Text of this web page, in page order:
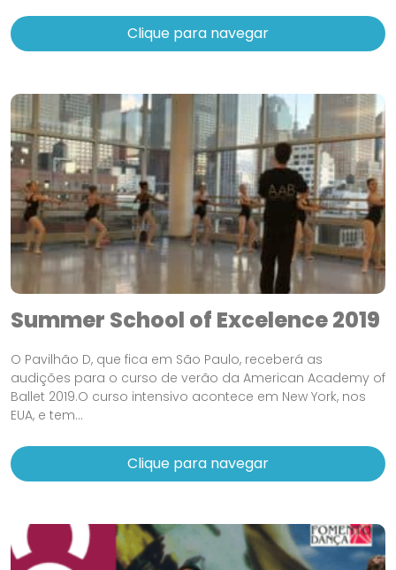
Clique para navegar
Summer School of Excelence 2019
O Pavilhão D, que fica em São Paulo, receberá as
audições para o curso de verão da American Academy of
Ballet 2019.O curso intensivo acontece em New York, nos
EUA, e tem...
Clique para navegar